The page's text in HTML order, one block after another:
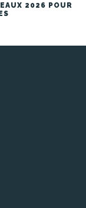
2026 POUR